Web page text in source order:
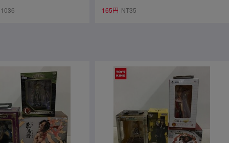
度 ヘッド単品
ーティリティ 4H 21° LIN-Q for cobra (S)
165円 NT35